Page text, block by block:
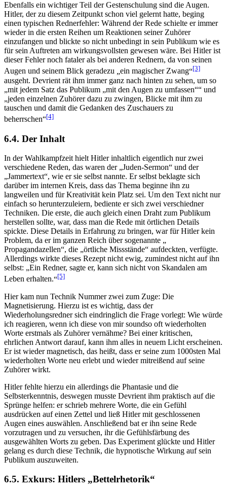
Ebenfalls ein wichtiger Teil der Gestenschulung sind die Augen.
Hitler, der zu diesem Zeitpunkt schon viel gelernt hatte, beging
einen typischen Rednerfehler: Während der Rede schielte er immer
wieder in die ersten Reihen um Reaktionen seiner Zuhörer
einzufangen und blickte so nicht unbedingt in sein Publikum wie es
für sein Auftreten am wirkungsvollsten gewesen wäre. Bei Hitler ist
dieser Fehler noch fataler als bei anderen Rednern, da von seinen
Augen und seinem Blick geradezu
ein magischer Zwang [3]
ausgeht. Devrient rät ihm immer ganz nach hinten zu sehen, um so
mit jedem Satz das Publikum „mit den Augen zu umfassen“
und
jeden einzelnen Zuhörer dazu zu zwingen, Blicke mit ihm zu
tauschen und damit die Gedanken des Zuschauers zu
beherrschen [4]
6.4. Der Inhalt
In der Wahlkampfzeit hielt Hitler inhaltlich eigentlich nur zwei
verschiedene Reden, das waren der „Juden-Sermon“ und der
„Jammertext“, wie er sie selbst nannte. Er selbst beklagte sich
darüber im internen Kreis, dass das Thema beginne ihn zu
langweilen und für Kreativität kein Platz sei. Um den Text nicht nur
einfach so herunterzuleiern, bediente er sich zwei verschiedner
Techniken. Die erste, die auch gleich einen Draht zum Publikum
herstellen sollte, war, dass man die Rede mit örtlichen Details
spickte. Diese Details in Erfahrung zu bringen, war für Hitler kein
Problem, da er im ganzen Reich über sogenannte „
Propagandazellen“, die „örtliche Missstände“ aufdeckten, verfügte.
Allerdings wirkte dieses Rezept nicht ewig, zumindest nicht auf ihn
selbst:
Ein Redner, sagte er, kann sich nicht von Skandalen am
Leben erhalten. [5]
Hier kam nun Technik Nummer zwei zum Zuge: Die
Magnetisierung. Hierzu ist es wichtig, dass der
Wiederholungsredner sich eindringlich die Frage vorlegt: Wie würde
ich reagieren, wenn ich diese von mir soundso oft wiederholten
Worte erstmals als Zuhörer vernähme? Bei einer kritischen,
ehrlichen Antwort darauf, kann ihm alles in neuem Licht erscheinen.
Er ist wieder magnetisch, das heißt, dass er seine zum 1000sten Mal
wiederholten Worte neu erlebt und wieder mitreißend auf seine
Zuhörer wirkt.
Hitler fehlte hierzu ein allerdings die Phantasie und die
Selbsterkenntnis, deswegen musste Devrient ihm praktisch auf die
Sprünge helfen: er schrieb mehrere Worte, die ein Gefühl
ausdrücken auf einen Zettel und ließ Hitler mit geschlossenen
Augen eines auswählen. Anschließend bat er ihn seine Rede
vorzutragen und zu versuchen, ihr die Gefühlsfärbung des
ausgewählten Worts zu geben. Das Experiment glückte und Hitler
gelang es durch diese Technik, die hypnotische Wirkung auf sein
Publikum auszuweiten.
6.5. Exkurs: Hitlers „Bettelrhetorik“